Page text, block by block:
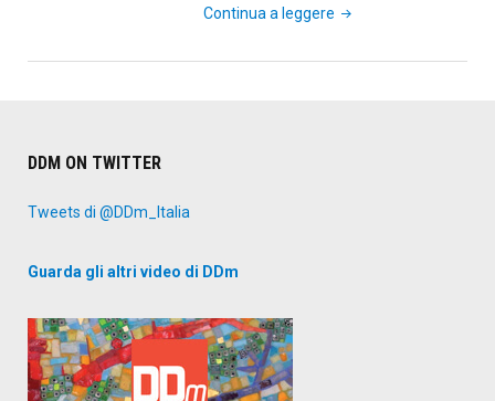
Continua a leggere "Cambiamenti
scenari
DDM ON TWITTER
Tweets di @DDm_Italia
Guarda gli altri video di DDm